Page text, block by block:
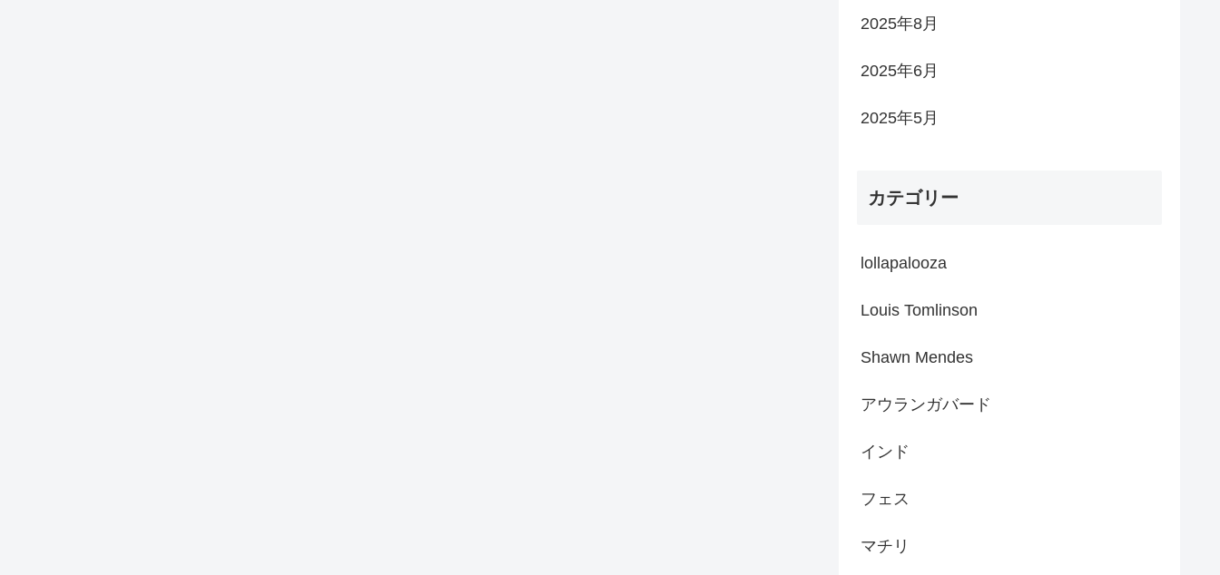
2025年8月
2025年6月
2025年5月
カテゴリー
lollapalooza
Louis Tomlinson
Shawn Mendes
アウランガバード
インド
フェス
マチリ